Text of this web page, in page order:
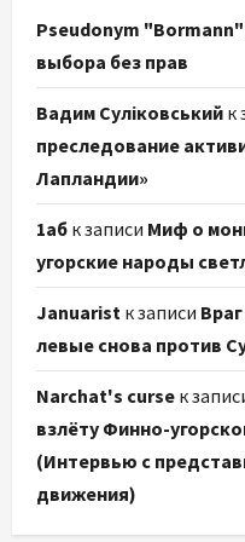
Pseudonym "Bormann"
выбора без прав
Вадим Суліковський к
преследование
Лапландии»
1аб к записи Миф о
угорские народы
Januarist к записи
левые снова против
Narchat's curse к
взлёту Финно-
(Интервью с
движения)